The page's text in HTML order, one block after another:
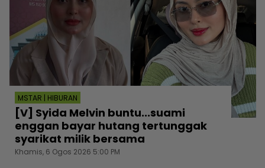
MSTAR | HIBURAN
[V] Syida Melvin buntu...suami
enggan bayar hutang tertunggak
syarikat milik bersama
Khamis, 6 Ogos 2026 5:00 PM